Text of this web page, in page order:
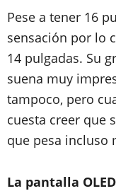
Pese a tener 16
sensación por lo
14 pulgadas. Su
suena muy
tampoco, pero
cuesta creer que
que pesa incluso
La pantalla